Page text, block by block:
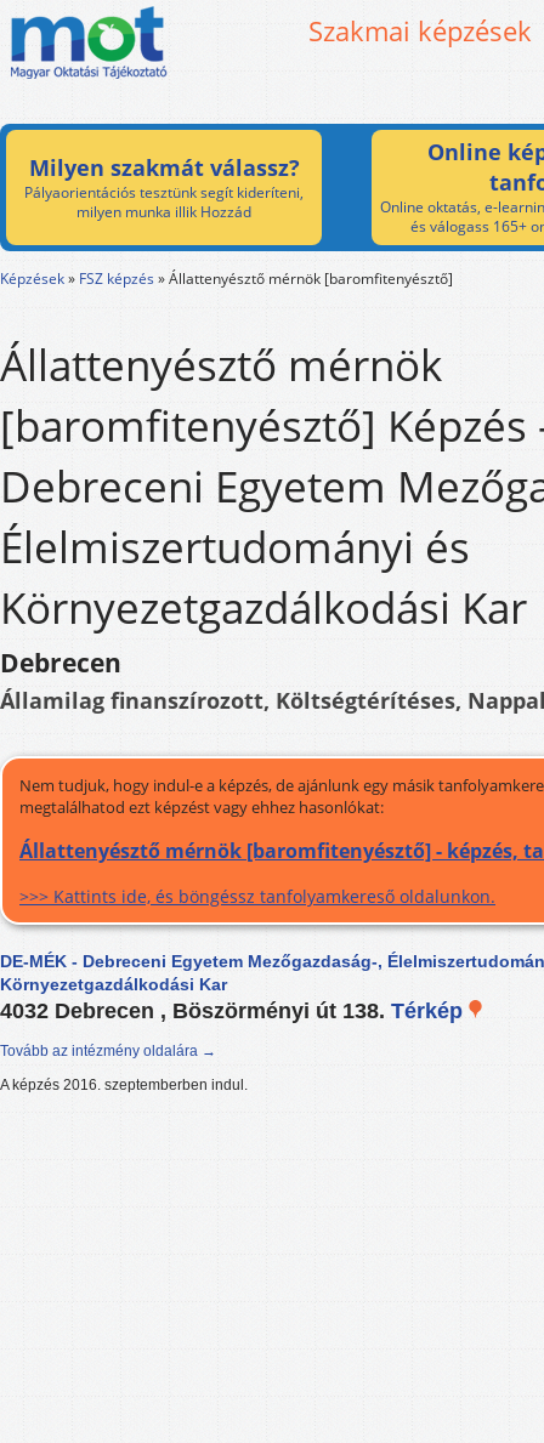
Szakmai képzések
Milyen szakmát válassz?
Pályaorientációs tesztünk segít kideríteni,
milyen munka illik Hozzád
Online
Online oktatás, e-
és válogass 165+
Képzések» FSZ képzés»Állattenyésztő mérnök [baromfitenyésztő]
Állattenyésztő mérnök
[baromfitenyésztő] Képzés
Debreceni Egyetem
Élelmiszertudományi és
Környezetgazdálkodási Kar
Debrecen
Államilag finanszírozott, Költségtérítéses,
Nem tudjuk, hogy indul-e a képzés, de ajánlunk egy másik
megtalálhatod ezt képzést vagy ehhez hasonlókat:
Állattenyésztő mérnök [baromfitenyésztő] - képzés,
>>> Kattints ide, és böngéssz tanfolyamkereső oldalunkon.
DE-MÉK - Debreceni Egyetem Mezőgazdaság-,
Környezetgazdálkodási Kar
4032 Debrecen , Böszörményi út 138. Térkép
Tovább az intézmény oldalára →
A képzés 2016. szeptemberben indul.